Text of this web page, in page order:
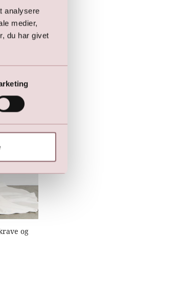
analysere
medier,
du har givet
og